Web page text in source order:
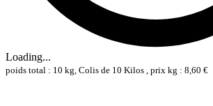
Loading...
poids total : 10 kg, Colis de 10 Kilos , prix kg : 8,60 €